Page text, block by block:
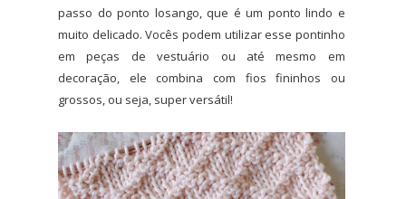
passo do ponto losango, que é um ponto lindo e
muito delicado. Vocês podem utilizar esse pontinho
em peças de vestuário ou até mesmo em
decoração, ele combina com fios fininhos ou
grossos, ou seja, super versátil!